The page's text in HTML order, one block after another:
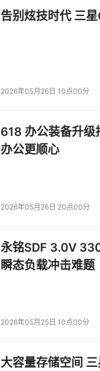
告别炫技时代 三
2026年05月26日 10点00分
618 办公装备升级
办公更顺心
2026年05月26日 20点00分
永铭SDF 3.0V
瞬态负载冲击难题
2026年05月25日 10点00分
大容量存储空间